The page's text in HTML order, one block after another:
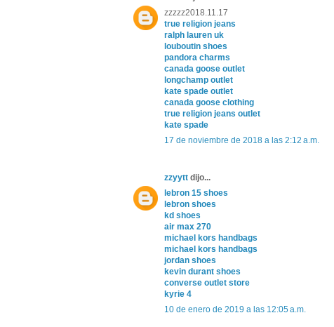
zzzzz2018.11.17
true religion jeans
ralph lauren uk
louboutin shoes
pandora charms
canada goose outlet
longchamp outlet
kate spade outlet
canada goose clothing
true religion jeans outlet
kate spade
17 de noviembre de 2018 a las 2:12 a.m.
zzyytt dijo...
lebron 15 shoes
lebron shoes
kd shoes
air max 270
michael kors handbags
michael kors handbags
jordan shoes
kevin durant shoes
converse outlet store
kyrie 4
10 de enero de 2019 a las 12:05 a.m.